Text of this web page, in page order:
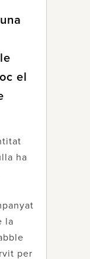
el
ha
la
per